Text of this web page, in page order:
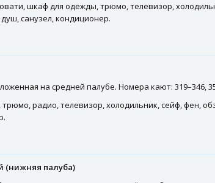
шкаф для одежды, трюмо, телевизор,
санузел, кондиционер.
на средней палубе. Номера кают: 319–346,
радио, телевизор, холодильник, сейф, фен,
(нижняя палуба)